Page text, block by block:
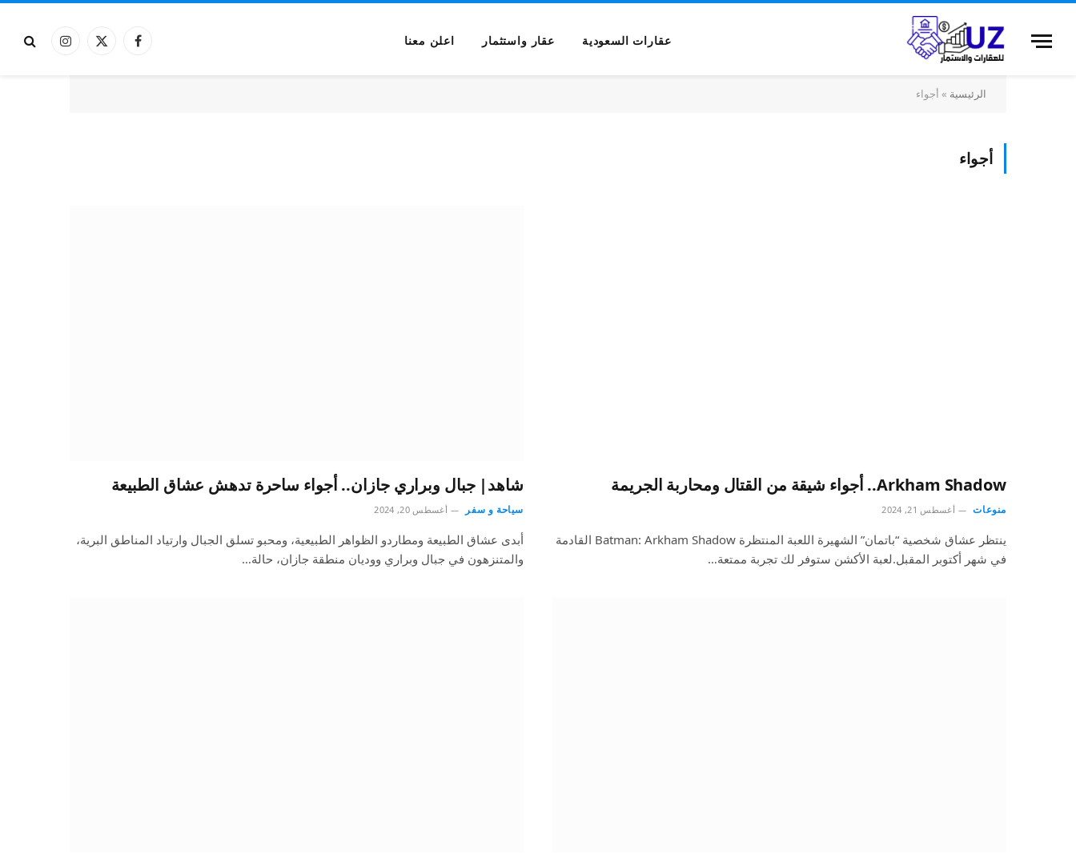
عقارات السعودية عقار واستثمار اعلن معنا فيسبوكX
الانستغرام
الرئيسية » أجواء
أجواء
Arkham Shadow.. أجواء شيقة من القتال ومحاربة الجريمة
منوعات أغسطس 21, 2024
ينتظر عشاق شخصية “باتمان” الشهيرة اللعبة المنتظرة Batman: Arkham Shadow القادمة
في شهر أكتوبر المقبل.لعبة الأكشن ستوفر لك تجربة ممتعة…
شاهد| جبال وبراري جازان.. أجواء ساحرة تدهش عشاق الطبيعة
سياحة و سفر أغسطس 20, 2024
أبدى عشاق الطبيعة ومطاردو الظواهر الطبيعية، ومحبو تسلق الجبال وارتياد المناطق البرية،
والمتنزهون في جبال وبراري ووديان منطقة جازان، حالة…